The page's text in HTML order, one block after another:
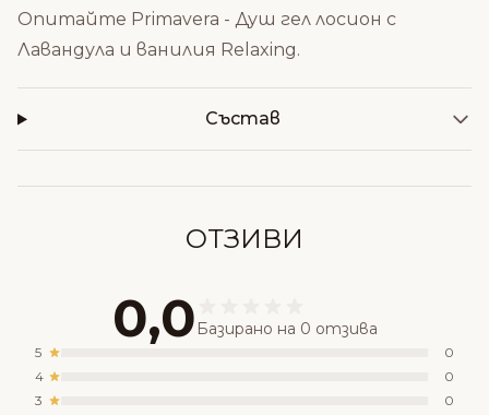
Опитайте Primavera - Душ гел лосион с
Лавандула и ванилия Relaxing.
Състав
ОТЗИВИ
0,0 Базирано на 0 отзива
5
0
4
0
3
0